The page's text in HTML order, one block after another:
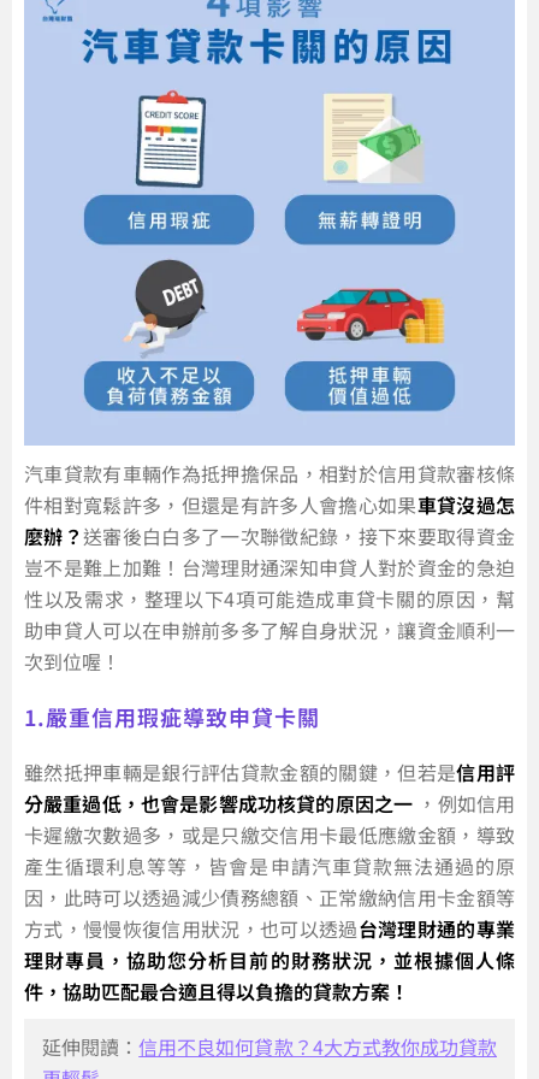
汽車貸款有車輛作為抵押擔保品，相對於信用貸款審核條
件相對寬鬆許多，但還是有許多人會擔心如果車貸沒過怎
麼辦？送審後白白多了一次聯徵紀錄，接下來要取得資金
豈不是難上加難！台灣理財通深知申貸人對於資金的急迫
性以及需求，整理以下4項可能造成車貸卡關的原因，幫
助申貸人可以在申辦前多多了解自身狀況，讓資金順利一
次到位喔！
1.嚴重信用瑕疵導致申貸卡關
雖然抵押車輛是銀行評估貸款金額的關鍵，但若是信用評
分嚴重過低，也會是影響成功核貸的原因之一 ，例如信用
卡遲繳次數過多，或是只繳交信用卡最低應繳金額，導致
產生循環利息等等，皆會是申請汽車貸款無法通過的原
因，此時可以透過減少債務總額、正常繳納信用卡金額等
方式，慢慢恢復信用狀況，也可以透過台灣理財通的專業
理財專員，協助您分析目前的財務狀況，並根據個人條
件，協助匹配最合適且得以負擔的貸款方案！
延伸閱讀：信用不良如何貸款？4大方式教你成功貸款